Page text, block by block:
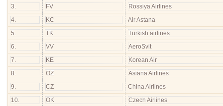
3.
FV
Rossiya Airlines
4.
KC
Air Astana
5.
TK
Turkish airlines
6.
VV
AeroSvit
7.
KE
Korean Air
8.
OZ
Asiana Airlines
9.
CZ
China Airlines
10.
OK
Czech Airlines